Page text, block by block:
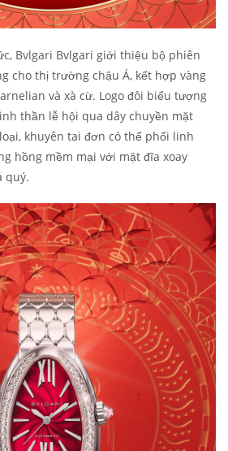
Bvlgari Bvlgari giới thiệu bộ phiên
cho thị trường chậu Á, kết hợp vàng
và xà cừ. Logo đôi biểu tượng
thần lễ hội qua dây chuyền mặt
khuyên tai đơn có thể phối linh
hồng mềm mại với mặt đĩa xoay
quý.